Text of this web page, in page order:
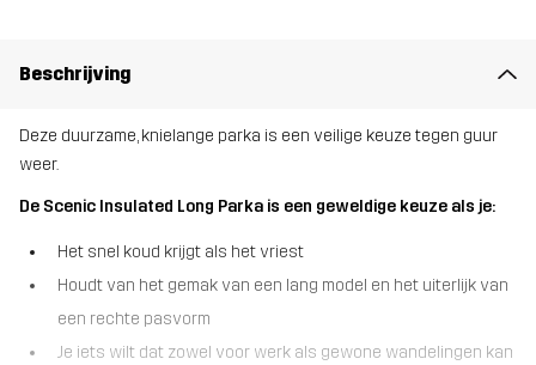
Beschrijving
Deze duurzame, knielange parka is een veilige keuze tegen guur
weer.
De Scenic Insulated Long Parka is een geweldige keuze als je:
Het snel koud krijgt als het vriest
Houdt van het gemak van een lang model en het uiterlijk van
een rechte pasvorm
Je iets wilt dat zowel voor werk als gewone wandelingen kan